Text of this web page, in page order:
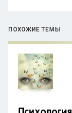
ПОХОЖИЕ ТЕМЫ